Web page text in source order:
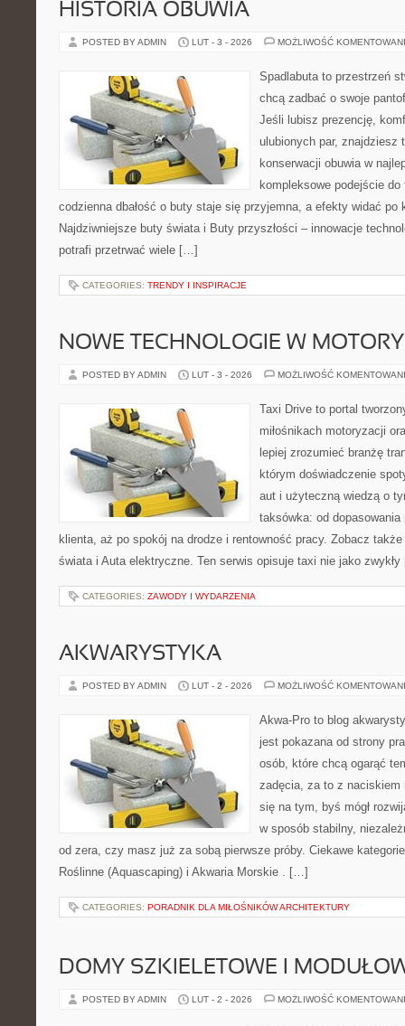
HISTORIA OBUWIA
POSTED BY ADMIN LUT - 3 - 2026 MOŻLIWOŚĆ
Spadlabuta to przestrzeń
chcą zadbać o swoje
Jeśli lubisz prezencję,
ulubionych par, znajdziesz
konserwacji obuwia w
kompleksowe podejście
codzienna dbałość o buty staje się przyjemna, a efekty widać
Najdziwniejsze buty świata i Buty przyszłości – innowacje
potrafi przetrwać wiele […]
CATEGORIES: TRENDY I INSPIRACJE
NOWE TECHNOLOGIE W
POSTED BY ADMIN LUT - 3 - 2026 MOŻLIWOŚĆ
Taxi Drive to portal
miłośnikach motoryzacji
lepiej zrozumieć branżę
którym doświadczenie
aut i użyteczną wiedzą o
taksówka: od dopasowania
klienta, aż po spokój na drodze i rentowność pracy. Zobacz
świata i Auta elektryczne. Ten serwis opisuje taxi nie jako
CATEGORIES: ZAWODY I WYDARZENIA
AKWARYSTYKA
POSTED BY ADMIN LUT - 2 - 2026 MOŻLIWOŚĆ
Akwa-Pro to blog
jest pokazana od strony
osób, które chcą ogarąć
zadęcia, za to z naciskiem
się na tym, byś mógł
w sposób stabilny,
od zera, czy masz już za sobą pierwsze próby. Ciekawe
Roślinne (Aquascaping) i Akwaria Morskie . […]
CATEGORIES: PORADNIK DLA MIŁOŚNIKÓW ARCHITEKTURY
DOMY SZKIELETOWE I
POSTED BY ADMIN LUT - 2 - 2026 MOŻLIWOŚĆ